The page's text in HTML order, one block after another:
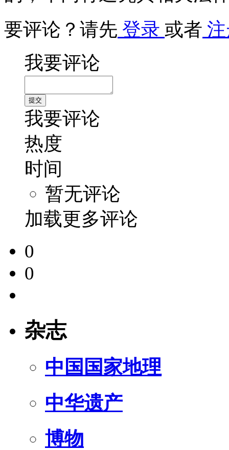
要评论？请先 登录 或者
我要评论
我要评论
热度
时间
暂无评论
加载更多评论
0
0
杂志
中国国家地理
中华遗产
博物